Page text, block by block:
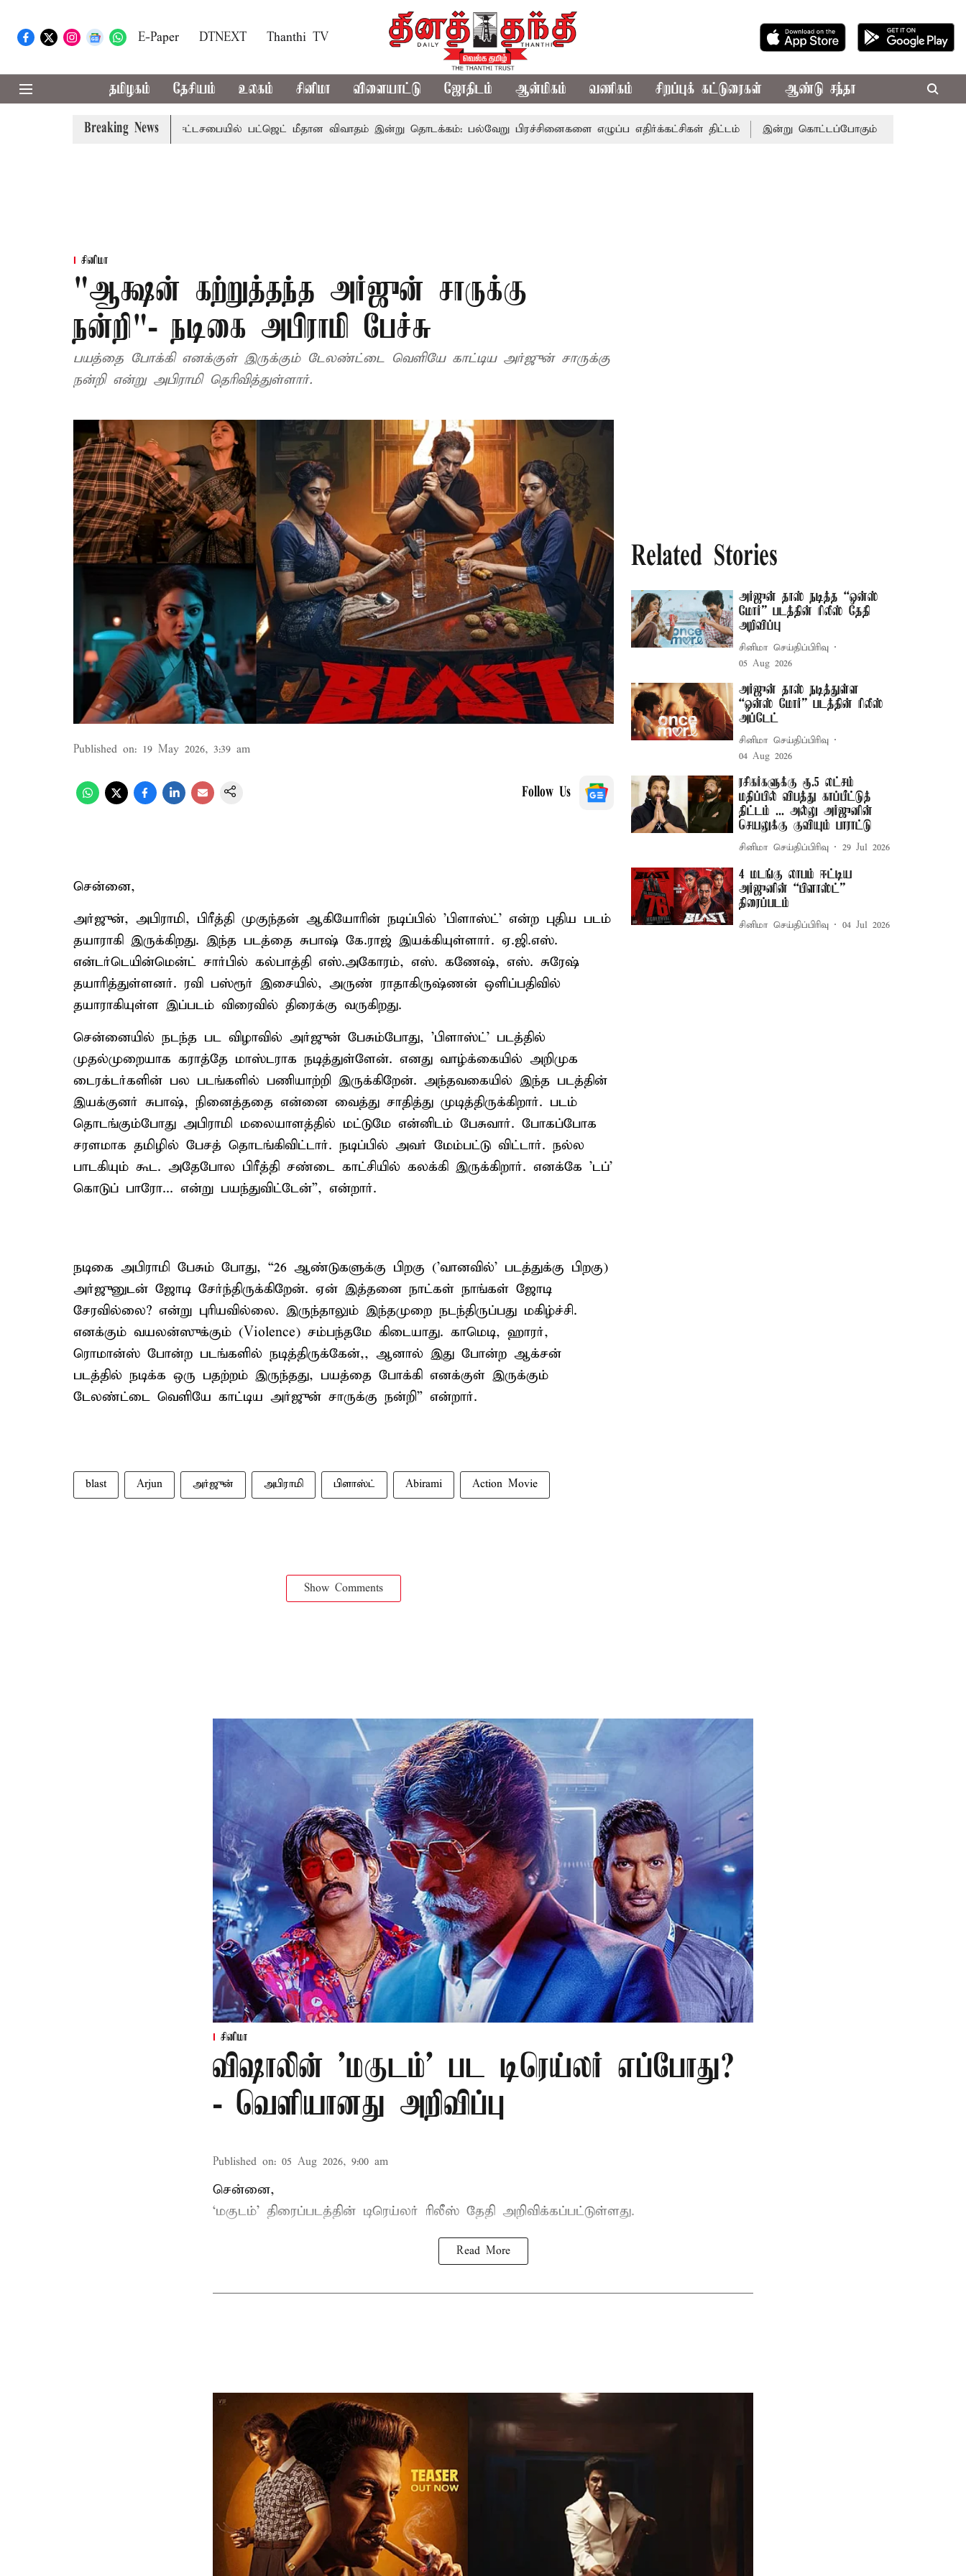
E-Paper DTNEXT Thanthi TV
தமிழகம் தேசியம் உலகம் சினிமா விளையாட்டு ஜோதிடம் ஆன்மிகம் வணிகம் சிறப்புக் கட்டுரைகள் ஆண்டு சந்தா
Breaking News
தடுமாற்றமா? சட்டசபையில் பட்ஜெட் மீதான விவாதம் இன்று தொடக்கம்: பல்வேறு பிரச்சினைகளை எழுப்ப எதிர்க்கட்சிகள் திட்டம் இன்று கொட்டப்போகும் கனமழை.. எந்தெந்த
சினிமா
"ஆக்ஷன் கற்றுத்தந்த அர்ஜுன் சாருக்கு
நன்றி"- நடிகை அபிராமி பேச்சு
பயத்தை போக்கி எனக்குள் இருக்கும் டேலண்ட்டை வெளியே காட்டிய அர்ஜுன் சாருக்கு
நன்றி என்று அபிராமி தெரிவித்துள்ளார்.
Published on: 19 May 2026, 3:39 am
Follow Us
சென்னை,
அர்ஜுன், அபிராமி, பிரீத்தி முகுந்தன் ஆகியோரின் நடிப்பில் 'பிளாஸ்ட்' என்ற புதிய படம்
தயாராகி இருக்கிறது. இந்த படத்தை சுபாஷ் கே.ராஜ் இயக்கியுள்ளார். ஏ.ஜி.எஸ்.
என்டர்டெயின்மென்ட் சார்பில் கல்பாத்தி எஸ்.அகோரம், எஸ். கணேஷ், எஸ். சுரேஷ்
தயாரித்துள்ளனர். ரவி பஸ்ரூர் இசையில், அருண் ராதாகிருஷ்ணன் ஒளிப்பதிவில்
தயாராகியுள்ள இப்படம் விரைவில் திரைக்கு வருகிறது.
சென்னையில் நடந்த பட விழாவில் அர்ஜுன் பேசும்போது, 'பிளாஸ்ட்' படத்தில்
முதல்முறையாக கராத்தே மாஸ்டராக நடித்துள்ளேன். எனது வாழ்க்கையில் அறிமுக
டைரக்டர்களின் பல படங்களில் பணியாற்றி இருக்கிறேன். அந்தவகையில் இந்த படத்தின்
இயக்குனர் சுபாஷ், நினைத்ததை என்னை வைத்து சாதித்து முடித்திருக்கிறார். படம்
தொடங்கும்போது அபிராமி மலையாளத்தில் மட்டுமே என்னிடம் பேசுவார். போகப்போக
சரளமாக தமிழில் பேசத் தொடங்கிவிட்டார். நடிப்பில் அவர் மேம்பட்டு விட்டார். நல்ல
பாடகியும் கூட. அதேபோல பிரீத்தி சண்டை காட்சியில் கலக்கி இருக்கிறார். எனக்கே 'டப்'
கொடுப் பாரோ... என்று பயந்துவிட்டேன்”, என்றார்.
நடிகை அபிராமி பேசும் போது, “26 ஆண்டுகளுக்கு பிறகு ('வானவில்' படத்துக்கு பிறகு)
அர்ஜுனுடன் ஜோடி சேர்ந்திருக்கிறேன். ஏன் இத்தனை நாட்கள் நாங்கள் ஜோடி
சேரவில்லை? என்று புரியவில்லை. இருந்தாலும் இந்தமுறை நடந்திருப்பது மகிழ்ச்சி.
எனக்கும் வயலன்ஸுக்கும் (Violence) சம்பந்தமே கிடையாது. காமெடி, ஹாரர்,
ரொமான்ஸ் போன்ற படங்களில் நடித்திருக்கேன்,, ஆனால் இது போன்ற ஆக்சன்
படத்தில் நடிக்க ஒரு பதற்றம் இருந்தது, பயத்தை போக்கி எனக்குள் இருக்கும்
டேலண்ட்டை வெளியே காட்டிய அர்ஜுன் சாருக்கு நன்றி” என்றார்.
blast Arjun அர்ஜுன் அபிராமி பிளாஸ்ட் Abirami Action Movie
Show Comments
Related Stories
அர்ஜுன் தாஸ் நடித்த “ஒன்ஸ்
மோர்” படத்தின் ரிலீஸ் தேதி
அறிவிப்பு
சினிமா செய்திப்பிரிவு
05 Aug 2026
அர்ஜுன் தாஸ் நடித்துள்ள
“ஒன்ஸ் மோர்” படத்தின் ரிலீஸ்
அப்டேட்
சினிமா செய்திப்பிரிவு
04 Aug 2026
ரசிகர்களுக்கு ரூ.5 லட்சம்
மதிப்பில் விபத்து காப்பீட்டுத்
திட்டம் ... அல்லு அர்ஜுனின்
செயலுக்கு குவியும் பாராட்டு
சினிமா செய்திப்பிரிவு 29 Jul 2026
4 மடங்கு லாபம் ஈட்டிய
அர்ஜுனின் “பிளாஸ்ட்”
திரைப்படம்
சினிமா செய்திப்பிரிவு 04 Jul 2026
சினிமா
விஷாலின் 'மகுடம்' பட டிரெய்லர் எப்போது?
- வெளியானது அறிவிப்பு
Published on: 05 Aug 2026, 9:00 am
சென்னை,
‘மகுடம்’ திரைப்படத்தின் டிரெய்லர் ரிலீஸ் தேதி அறிவிக்கப்பட்டுள்ளது.
Read More